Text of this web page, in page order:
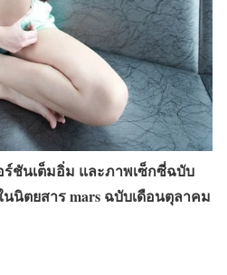
ชันเต็มอิ่ม และภาพเซ็กซี่ฉบับ
นิตยสาร mars ฉบับเดือนตุลาคม